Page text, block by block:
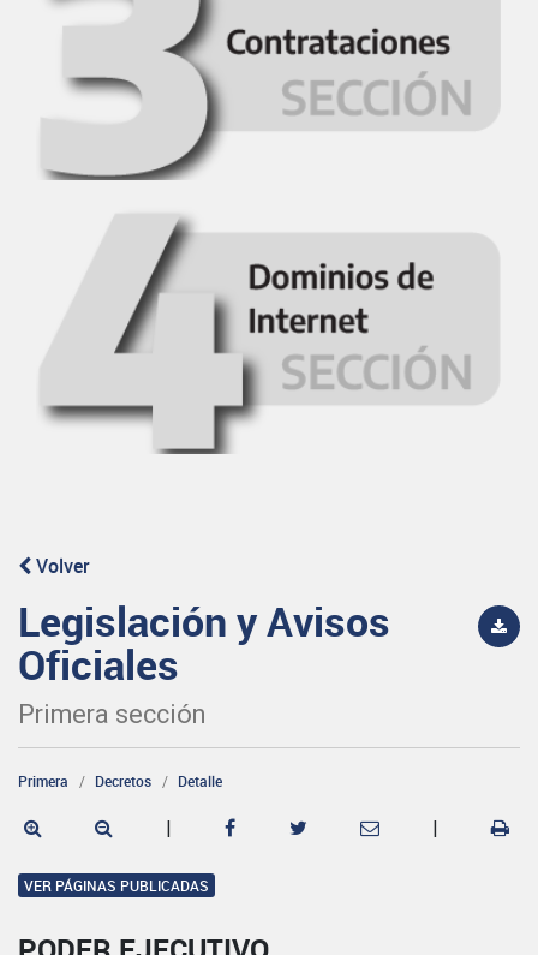
Volver
Legislación y Avisos
Oficiales
Primera sección
Primera Decretos Detalle
| |
VER PÁGINAS PUBLICADAS